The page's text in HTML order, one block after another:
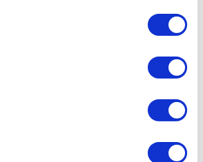
te verbinden
of tablet. Zo kunt u op afstand uw
als er beweging wordt